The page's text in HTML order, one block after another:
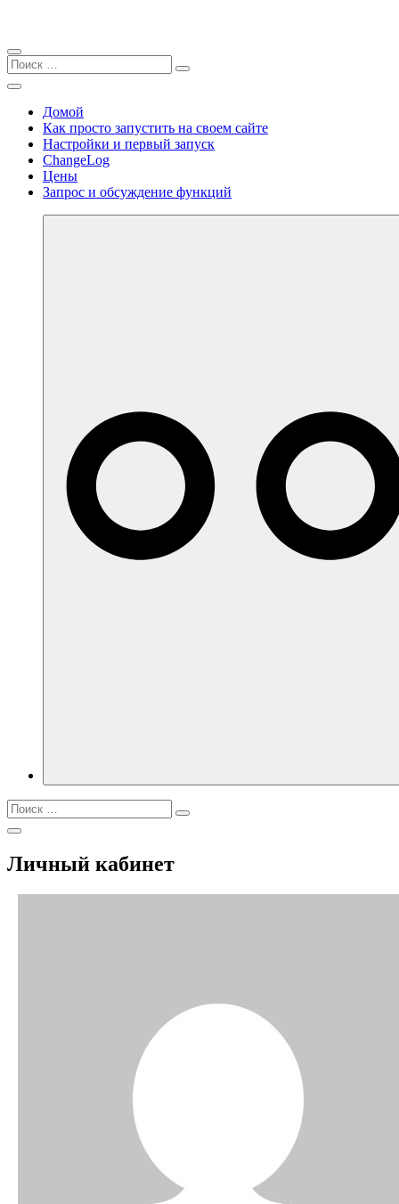
Закрыть
Поиск
Найти:
Поиск
Перейти
содержимому
Меню
Домой
Как просто запустить на своем сайте
Настройки и первый запуск
ChangeLog
Цены
Запрос и обсуждение функций
Найти:
Поиск
Открыть
Личный кабинет